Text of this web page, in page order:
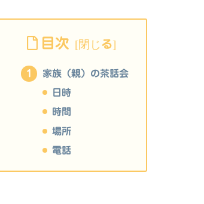
目次
家族（親）の茶話会
日時
時間
場所
電話